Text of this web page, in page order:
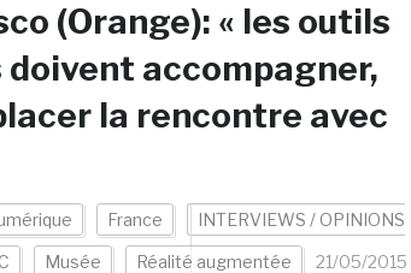
(Orange): « les outils
doivent accompagner,
la rencontre avec
France INTERVIEWS / OPINIONS
Musée Réalité augmentée
21/05/2015